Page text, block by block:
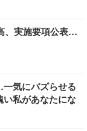
、実施要項公表…
気にバズらせる
私があなたにな